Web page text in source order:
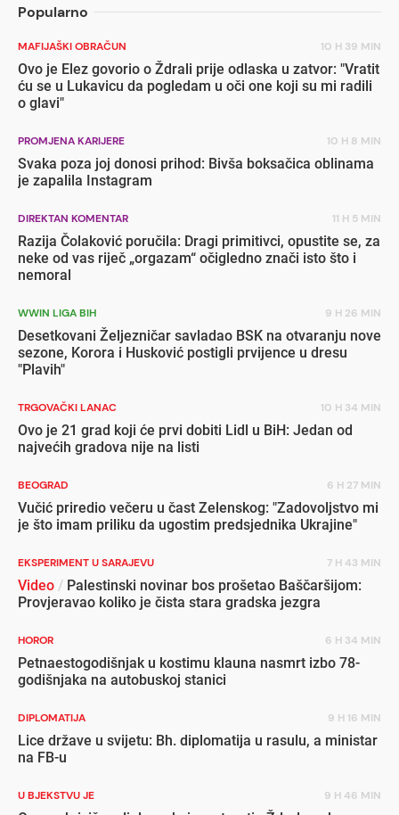
Popularno
MAFIJAŠKI OBRAČUN 10 H 39 MIN
Ovo je Elez govorio o Ždrali prije odlaska u zatvor: "Vratit
ću se u Lukavicu da pogledam u oči one koji su mi radili
o glavi"
PROMJENA KARIJERE 10 H 8 MIN
Svaka poza joj donosi prihod: Bivša boksačica oblinama
je zapalila Instagram
DIREKTAN KOMENTAR 11 H 5 MIN
Razija Čolaković poručila: Dragi primitivci, opustite se, za
neke od vas riječ „orgazam“ očigledno znači isto što i
nemoral
WWIN LIGA BIH 9 H 26 MIN
Desetkovani Željezničar savladao BSK na otvaranju nove
sezone, Korora i Husković postigli prvijence u dresu
"Plavih"
TRGOVAČKI LANAC 10 H 34 MIN
Ovo je 21 grad koji će prvi dobiti Lidl u BiH: Jedan od
najvećih gradova nije na listi
BEOGRAD 6 H 27 MIN
Vučić priredio večeru u čast Zelenskog: "Zadovoljstvo mi
je što imam priliku da ugostim predsjednika Ukrajine"
EKSPERIMENT U SARAJEVU 7 H 43 MIN
Video / Palestinski novinar bos prošetao Baščaršijom:
Provjeravao koliko je čista stara gradska jezgra
HOROR 6 H 34 MIN
Petnaestogodišnjak u kostimu klauna nasmrt izbo 78-
godišnjaka na autobuskoj stanici
DIPLOMATIJA 9 H 16 MIN
Lice države u svijetu: Bh. diplomatija u rasulu, a ministar
na FB-u
U BJEKSTVU JE 9 H 46 MIN